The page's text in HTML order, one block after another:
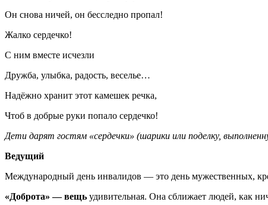
Он снова ничей, он бесследно пропал!
Жалко сердечко!
С ним вместе исчезли
Дружба, улыбка, радость, веселье…
Надёжно хранит этот камешек речка,
Чтоб в добрые руки попало сердечко!
Дети дарят гостям «сердечки» (шарики или поделку,
Ведущий
Международный день инвалидов — это день мужественных,
«Доброта» — вещь удивительная. Она сближает людей, как